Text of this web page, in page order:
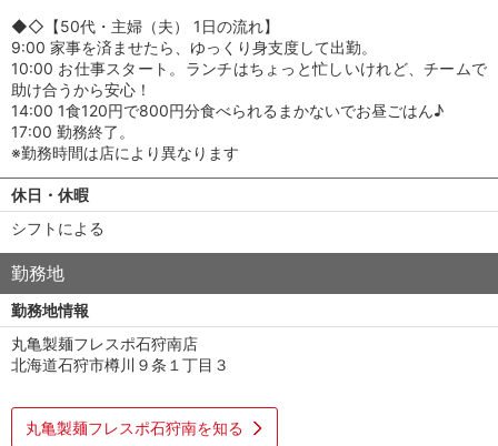
◆◇【50代・主婦（夫） 1日の流れ】
9:00 家事を済ませたら、ゆっくり身支度して出勤。
10:00 お仕事スタート。ランチはちょっと忙しいけれど、チームで
助け合うから安心！
14:00 1食120円で800円分食べられるまかないでお昼ごはん♪
17:00 勤務終了。
※勤務時間は店により異なります
休日・休暇
シフトによる
勤務地
勤務地情報
丸亀製麺フレスポ石狩南店
北海道石狩市樽川９条１丁目３
丸亀製麺フレスポ石狩南を知る